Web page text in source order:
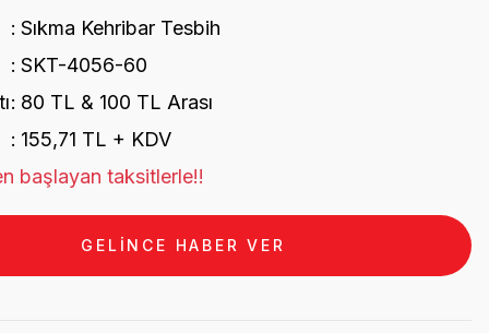
Sıkma Kehribar Tesbih
SKT-4056-60
80 TL & 100 TL Arası
155,71 TL + KDV
başlayan taksitlerle!!
GELİNCE HABER VER